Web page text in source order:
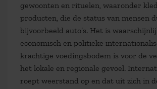
gewoonten en rituelen, waaronder
producten, die de status van mensen
bijvoorbeeld auto’s. Het is
economisch en politieke
krachtige voedingsbodem is voor de
het lokale en regionale gevoel.
roept weerstand op en dat uit zich in